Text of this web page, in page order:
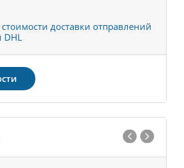
доставки отправлений
DHL